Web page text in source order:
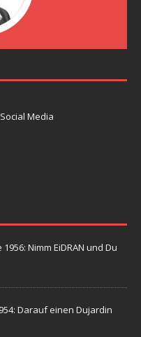
Media
Nimm EiDRAN und Du
Darauf einen Dujardin